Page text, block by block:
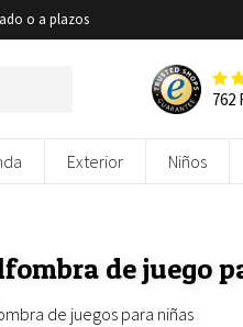
o a plazos
762
Exterior Niños
de juego
de juegos para niñas